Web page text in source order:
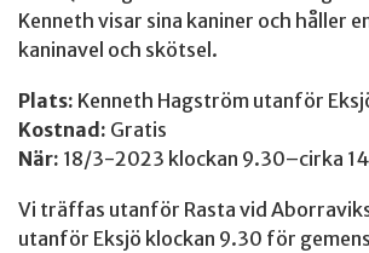
Kenneth visar sina kaniner och håller
kaninavel och skötsel.
Plats: Kenneth Hagström utanför
Kostnad: Gratis
När: 18/3-2023 klockan 9.30–cirka
Vi träffas utanför Rasta vid
utanför Eksjö klockan 9.30 för